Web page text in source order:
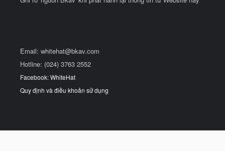
Email: whitehat@bkav.com
Hotline: (024) 3763 2552
Facebook: WhiteHat
Quy định và điều khoản sử dụng